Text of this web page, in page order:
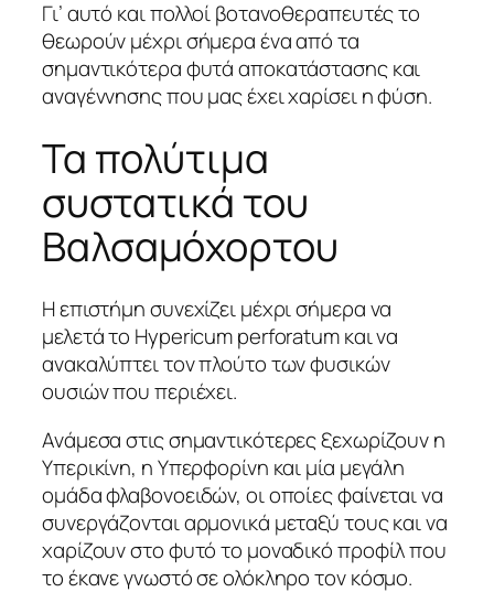
Γι’ αυτό και πολλοί βοτανοθεραπευτές το
θεωρούν μέχρι σήμερα ένα από τα
σημαντικότερα φυτά αποκατάστασης και
αναγέννησης που μας έχει χαρίσει η φύση.
Τα πολύτιμα
συστατικά του
Βαλσαμόχορτου
Η επιστήμη συνεχίζει μέχρι σήμερα να
μελετά το Hypericum perforatum και να
ανακαλύπτει τον πλούτο των φυσικών
ουσιών που περιέχει.
Ανάμεσα στις σημαντικότερες ξεχωρίζουν η
Υπερικίνη, η Υπερφορίνη και μία μεγάλη
ομάδα φλαβονοειδών, οι οποίες φαίνεται να
συνεργάζονται αρμονικά μεταξύ τους και να
χαρίζουν στο φυτό το μοναδικό προφίλ που
το έκανε γνωστό σε ολόκληρο τον κόσμο.